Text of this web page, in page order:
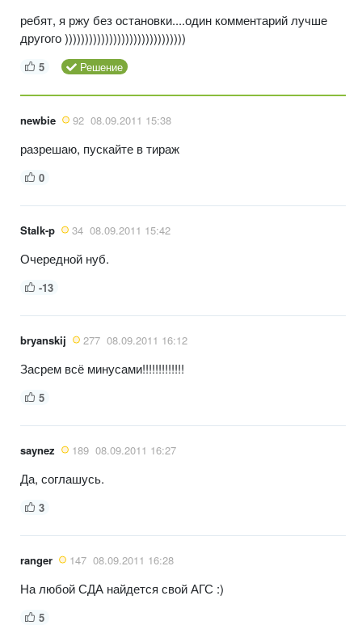
ребят, я ржу без остановки....один комментарий лучше
другого ))))))))))))))))))))))))))))))
5 Решение
newbie 92 08.09.2011 15:38
разрешаю, пускайте в тираж
0
Stalk-p 34 08.09.2011 15:42
Очередной нуб.
-13
bryanskij 277 08.09.2011 16:12
Засрем всё минусами!!!!!!!!!!!!!
5
saynez 189 08.09.2011 16:27
Да, соглашусь.
3
ranger 147 08.09.2011 16:28
На любой СДА найдется свой АГС :)
5